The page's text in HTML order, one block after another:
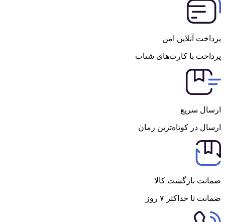
پرداخت آنلاین امن
پرداخت با کارت‌های شتاب
ارسال سریع
ارسال در کوتاه‌ترین زمان
ضمانت بازگشت کالا
ضمانت تا حداکثر ۷ روز